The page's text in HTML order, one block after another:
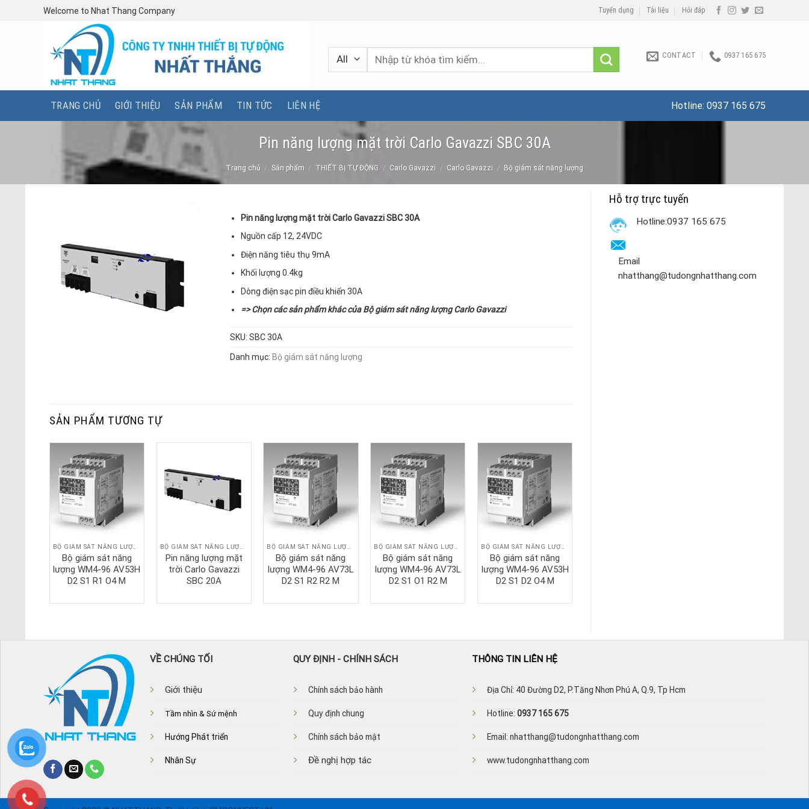
Welcome to Nhat Thang Company Tuyển dụng Tài liệu Hỏi đáp
Tìm
CONTACT 0937 165 675
TRANG CHỦ GIỚI THIỆU SẢN PHẨM TIN TỨC LIÊN HỆ Hotline: 0937 165 675
Pin năng lượng mặt trời Carlo Gavazzi SBC 30A
Trang chủ / Sản phẩm / THIẾT BỊ TỰ ĐỘNG / Carlo Gavazzi / Carlo Gavazzi / Bộ giám sát năng lượng
Hỗ trợ trực tuyến
Hotline:0937 165 675
Email
nhatthang@tudongnhatthang.com
Pin năng lượng mặt trời Carlo Gavazzi SBC 30A
Nguồn cấp 12, 24VDC
Điện năng tiêu thụ 9mA
Khối lượng 0.4kg
Dòng điện sạc pin điều khiển 30A
=> Chọn các sản phẩm khác củaBộ giám sát năng lượng Carlo Gavazzi
SKU: SBC 30A
Danh mục: Bộ giám sát năng lượng
SẢN PHẨM TƯƠNG TỰ
BỘ GIÁM SÁT NĂNG LƯỢNG
Bộ giám sát năng
lượng WM4-96 AV53H
D2 S1 R1 O4 M
BỘ GIÁM SÁT NĂNG LƯỢNG
Pin năng lượng mặt
trời Carlo Gavazzi
SBC 20A
BỘ GIÁM SÁT NĂNG LƯỢNG
Bộ giám sát năng
lượng WM4-96 AV73L
D2 S1 R2 R2 M
BỘ GIÁM SÁT NĂNG LƯỢNG
Bộ giám sát năng
lượng WM4-96 AV73L
D2 S1 O1 R2 M
BỘ GIÁM SÁT NĂNG LƯỢNG
Bộ giám sát năng
lượng WM4-96 AV53H
D2 S1 D2 O4 M
VỀ CHÚNG TỐI
Giới thiệu
Tầm nhìn & Sứ mệnh
Hướng Phát triển
Nhân Sự
QUY ĐỊNH - CHÍNH SÁCH
Chính sách bảo hành
Quy định chung
Chính sách bảo mật
Đề nghị hợp tác
THÔNG TIN LIÊN HỆ
Địa Chỉ: 40 Đường D2, P.Tăng Nhơn Phú A, Q.9, Tp Hcm
Hotline: 0937 165 675
Email: nhatthang@tudongnhatthang.com
www.tudongnhatthang.com